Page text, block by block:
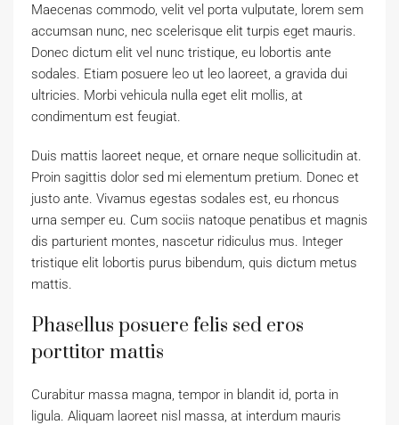
Maecenas commodo, velit vel porta vulputate, lorem sem
accumsan nunc, nec scelerisque elit turpis eget mauris.
Donec dictum elit vel nunc tristique, eu lobortis ante
sodales. Etiam posuere leo ut leo laoreet, a gravida dui
ultricies. Morbi vehicula nulla eget elit mollis, at
condimentum est feugiat.
Duis mattis laoreet neque, et ornare neque sollicitudin at.
Proin sagittis dolor sed mi elementum pretium. Donec et
justo ante. Vivamus egestas sodales est, eu rhoncus
urna semper eu. Cum sociis natoque penatibus et magnis
dis parturient montes, nascetur ridiculus mus. Integer
tristique elit lobortis purus bibendum, quis dictum metus
mattis.
Phasellus posuere felis sed eros
porttitor mattis
Curabitur massa magna, tempor in blandit id, porta in
ligula. Aliquam laoreet nisl massa, at interdum mauris